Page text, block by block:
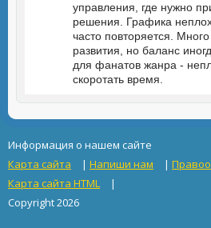
управления, где нужно
решения. Графика
часто повторяется.
развития, но баланс
для фанатов жанра -
скоротать время.
Информация о нашем сайте
Карта сайта
| Напиши нам |
Карта сайта HTML
|
Copyright 2026